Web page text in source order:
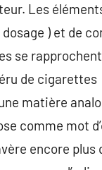
Les
) et de
se
de cigarettes
matière
comme mot
encore plus